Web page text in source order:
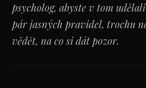
psycholog, abyste v tom
pár jasných pravidel, trochu
vědět, na co si dát pozor.